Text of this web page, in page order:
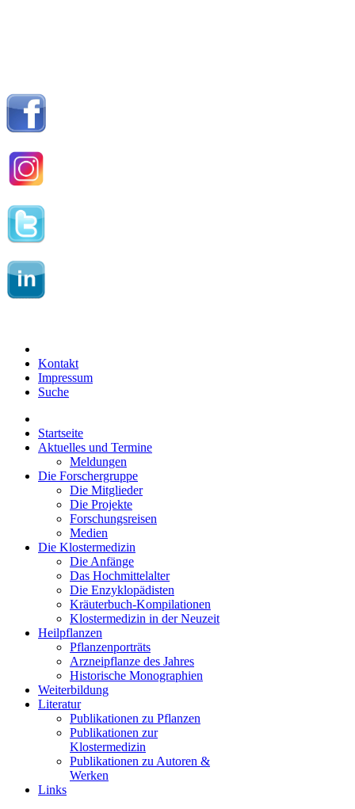
Kontakt
Impressum
Suche
Startseite
Aktuelles und Termine
Meldungen
Die Forschergruppe
Die Mitglieder
Die Projekte
Forschungsreisen
Medien
Die Klostermedizin
Die Anfänge
Das Hochmittelalter
Die Enzyklopädisten
Kräuterbuch-Kompilationen
Klostermedizin in der Neuzeit
Heilpflanzen
Pflanzenporträts
Arzneipflanze des Jahres
Historische Monographien
Weiterbildung
Literatur
Publikationen zu Pflanzen
Publikationen zur
Klostermedizin
Publikationen zu Autoren &
Werken
Links